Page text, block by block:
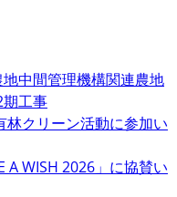
地中間管理機構関連農地
工事
林クリーン活動に参加い
A WISH 2026」に協賛い